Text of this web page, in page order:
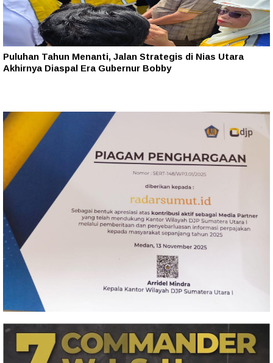
Puluhan Tahun Menanti, Jalan Strategis di Nias Utara
Akhirnya Diaspal Era Gubernur Bobby